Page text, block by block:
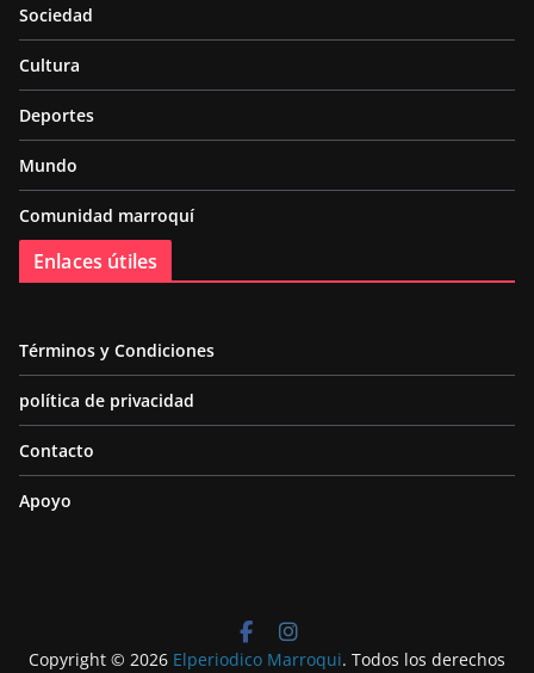
Sociedad
Cultura
Deportes
Mundo
Comunidad marroquí
Enlaces útiles
Términos y Condiciones
política de privacidad
Contacto
Apoyo
Copyright © 2026 Elperiodico Marroqui. Todos los derechos